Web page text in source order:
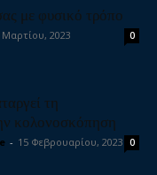
με φυσικό τρόπο
Μαρτίου, 2023 0
τη
κολονοσκόπηση
- 15 Φεβρουαρίου, 2023 0